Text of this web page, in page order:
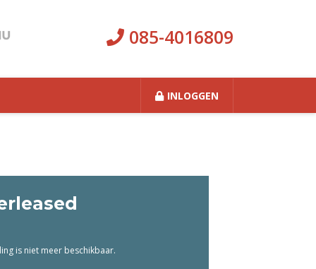
085-4016809
INLOGGEN
is niet meer beschikbaar.